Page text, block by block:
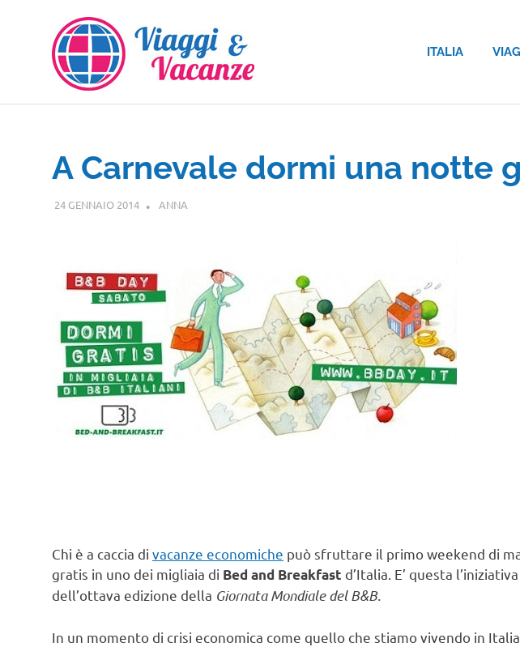
contenuto
ITALIA
A Carnevale dormi una notte
24 GENNAIO 2014 ANNA
Chi è a caccia di vacanze economiche può sfruttare il primo weekend di
gratis in uno dei migliaia di Bed and Breakfast d’Italia. E’ questa
dell’ottava edizione della Giornata Mondiale del B&B.
In un momento di crisi economica come quello che stiamo vivendo in